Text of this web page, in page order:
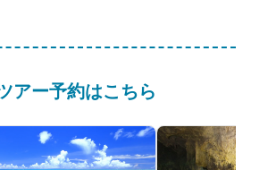
アー予約はこちら